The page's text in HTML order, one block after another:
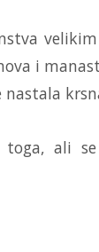
i
ali